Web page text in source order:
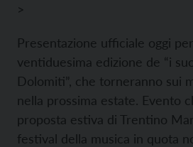
>
Presentazione ufficiale oggi
ventiduesima edizione de “i
Dolomiti”, che torneranno sui
nella prossima estate. Evento
proposta estiva di Trentino
festival della musica in quota